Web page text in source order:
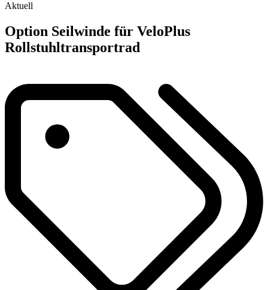
Aktuell
Option Seilwinde für VeloPlus
Rollstuhltransportrad